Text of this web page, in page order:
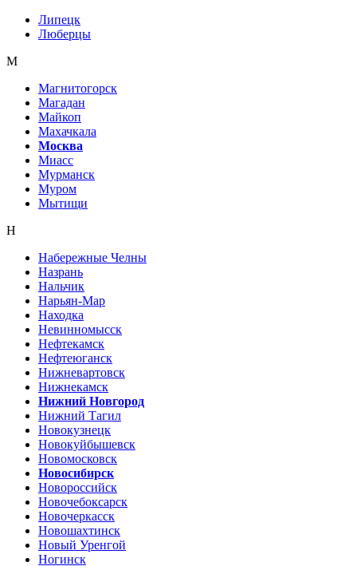
Липецк
Люберцы
М
Магнитогорск
Магадан
Майкоп
Махачкала
Москва
Миасс
Мурманск
Муром
Мытищи
Н
Набережные Челны
Назрань
Нальчик
Нарьян-Мар
Находка
Невинномысск
Нефтекамск
Нефтеюганск
Нижневартовск
Нижнекамск
Нижний Новгород
Нижний Тагил
Новокузнецк
Новокуйбышевск
Новомосковск
Новосибирск
Новороссийск
Новочебоксарск
Новочеркасск
Новошахтинск
Новый Уренгой
Ногинск